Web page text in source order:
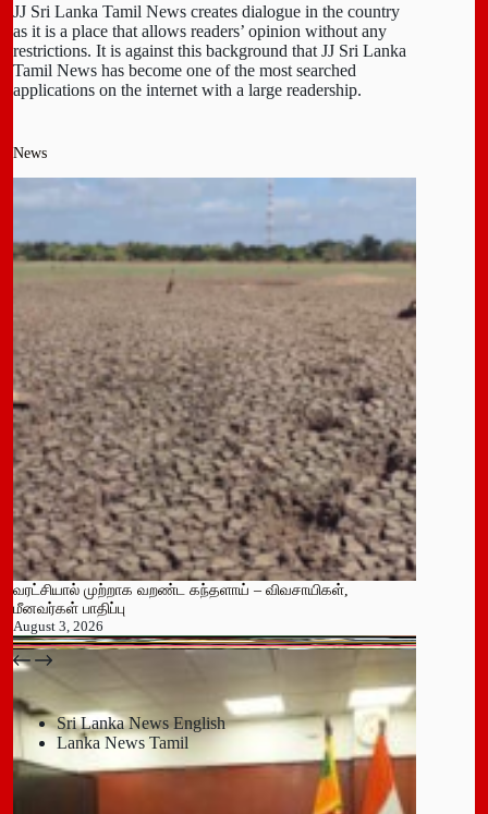
JJ Sri Lanka Tamil News creates dialogue in the country
as it is a place that allows readers’ opinion without any
restrictions. It is against this background that JJ Sri Lanka
Tamil News has become one of the most searched
applications on the internet with a large readership.
News
வரட்சியால் முற்றாக வறண்ட கந்தளாய் – விவசாயிகள்,
மீனவர்கள் பாதிப்பு
August 3, 2026
பதுளை மாநகர சபையின் NPP உறுப்பினர் திடீர் ராஜினாமா!
July 14, 2026
Sri Lanka News English
Lanka News Tamil